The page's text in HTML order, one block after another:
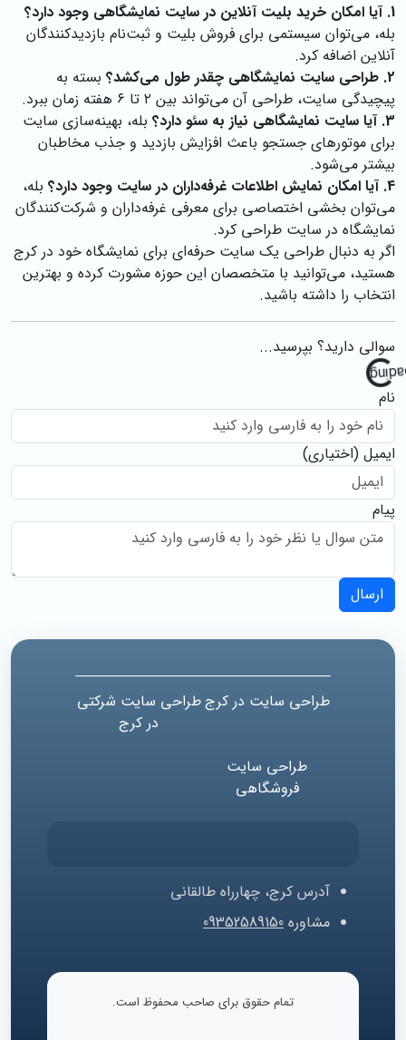
1. آیا امکان خرید بلیت آنلاین در سایت نمایشگاهی وجود دارد؟
بله، می‌توان سیستمی برای فروش بلیت و ثبت‌نام بازدیدکنندگان
آنلاین اضافه کرد.
2. طراحی سایت نمایشگاهی چقدر طول می‌کشد؟
بسته به
پیچیدگی سایت، طراحی آن می‌تواند بین ۲ تا ۶ هفته زمان ببرد.
3. آیا سایت نمایشگاهی نیاز به سئو دارد؟
بله، بهینه‌سازی سایت
برای موتورهای جستجو باعث افزایش بازدید و جذب مخاطبان
بیشتر می‌شود.
4. آیا امکان نمایش اطلاعات غرفه‌داران در سایت وجود دارد؟
بله،
می‌توان بخشی اختصاصی برای معرفی غرفه‌داران و شرکت‌کنندگان
نمایشگاه در سایت طراحی کرد.
اگر به دنبال طراحی یک سایت حرفه‌ای برای نمایشگاه خود در کرج
هستید، می‌توانید با متخصصان این حوزه مشورت کرده و بهترین
انتخاب را داشته باشید.
سوالی دارید؟ بپرسید...
L
o
a
d
i
ng
.
..
نام
ایمیل (اختیاری)
پیام
ارسال
طراحی سایت در کرجطراحی سایت شرکتی
در کرج
طراحی سایت
فروشگاهی
آدرس کرج، چهارراه طالقانی
مشاوره 09352589150
تمام حقوق برای صاحب محفوظ است.